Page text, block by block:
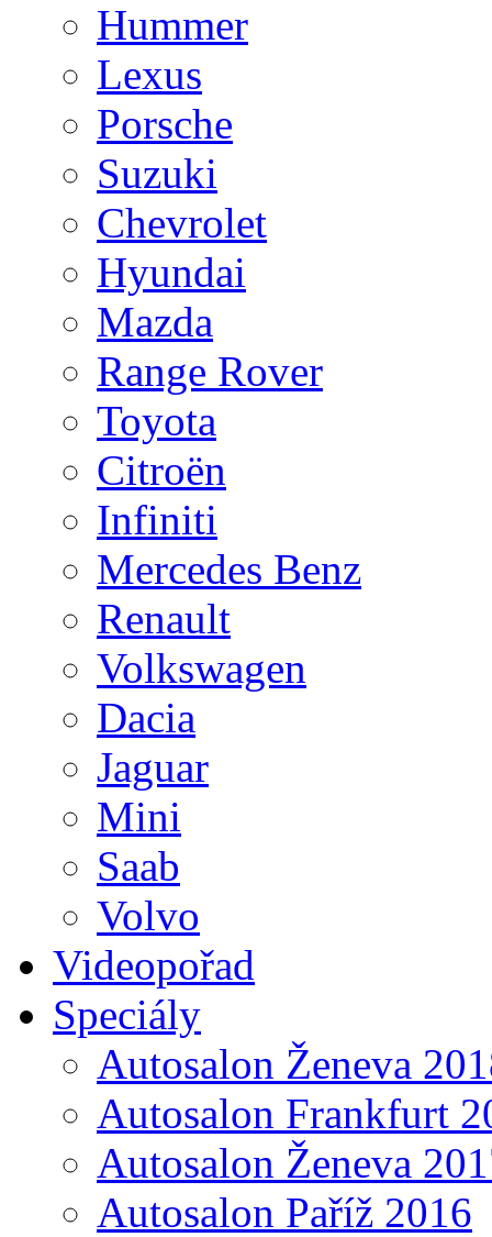
Hummer
Lexus
Porsche
Suzuki
Chevrolet
Hyundai
Mazda
Range Rover
Toyota
Citroën
Infiniti
Mercedes Benz
Renault
Volkswagen
Dacia
Jaguar
Mini
Saab
Volvo
Videopořad
Speciály
Autosalon Ženeva
Autosalon Frankfurt
Autosalon Ženeva
Autosalon Paříž 2016